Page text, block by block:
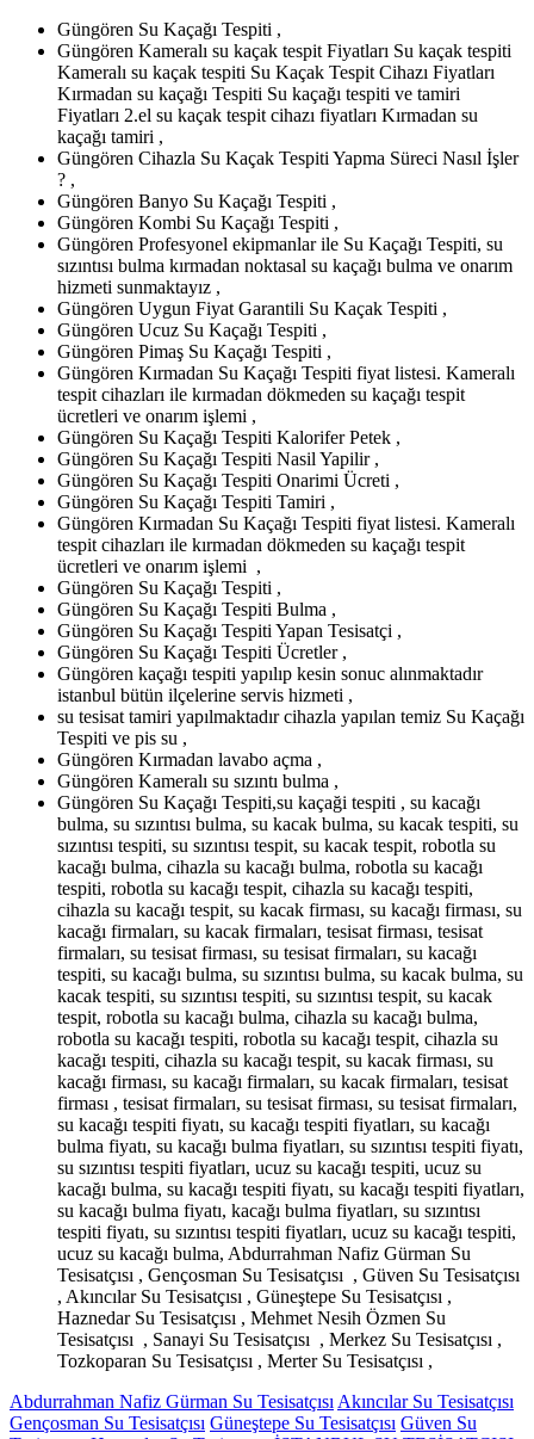
Güngören Su Kaçağı Tespiti ,
Güngören Kameralı su kaçak tespit Fiyatları Su kaçak tespiti
Kameralı su kaçak tespiti Su Kaçak Tespit Cihazı Fiyatları
Kırmadan su kaçağı Tespiti Su kaçağı tespiti ve tamiri
Fiyatları 2.el su kaçak tespit cihazı fiyatları Kırmadan su
kaçağı tamiri ,
Güngören Cihazla Su Kaçak Tespiti Yapma Süreci Nasıl İşler
? ,
Güngören Banyo Su Kaçağı Tespiti ,
Güngören Kombi Su Kaçağı Tespiti ,
Güngören Profesyonel ekipmanlar ile Su Kaçağı Tespiti, su
sızıntısı bulma kırmadan noktasal su kaçağı bulma ve onarım
hizmeti sunmaktayız ,
Güngören Uygun Fiyat Garantili Su Kaçak Tespiti ,
Güngören Ucuz Su Kaçağı Tespiti ,
Güngören Pimaş Su Kaçağı Tespiti ,
Güngören Kırmadan Su Kaçağı Tespiti fiyat listesi. Kameralı
tespit cihazları ile kırmadan dökmeden su kaçağı tespit
ücretleri ve onarım işlemi ,
Güngören Su Kaçağı Tespiti Kalorifer Petek ,
Güngören Su Kaçağı Tespiti Nasil Yapilir ,
Güngören Su Kaçağı Tespiti Onarimi Ücreti ,
Güngören Su Kaçağı Tespiti Tamiri ,
Güngören Kırmadan Su Kaçağı Tespiti fiyat listesi. Kameralı
tespit cihazları ile kırmadan dökmeden su kaçağı tespit
ücretleri ve onarım işlemi ,
Güngören Su Kaçağı Tespiti ,
Güngören Su Kaçağı Tespiti Bulma ,
Güngören Su Kaçağı Tespiti Yapan Tesisatçi ,
Güngören Su Kaçağı Tespiti Ücretler ,
Güngören kaçağı tespiti yapılıp kesin sonuc alınmaktadır
istanbul bütün ilçelerine servis hizmeti ,
su tesisat tamiri yapılmaktadır cihazla yapılan temiz Su Kaçağı
Tespiti ve pis su ,
Güngören Kırmadan lavabo açma ,
Güngören Kameralı su sızıntı bulma ,
Güngören Su Kaçağı Tespiti,su kaçaği tespiti , su kacağı
bulma, su sızıntısı bulma, su kacak bulma, su kacak tespiti, su
sızıntısı tespiti, su sızıntısı tespit, su kacak tespit, robotla su
kacağı bulma, cihazla su kacağı bulma, robotla su kacağı
tespiti, robotla su kacağı tespit, cihazla su kacağı tespiti,
cihazla su kacağı tespit, su kacak firması, su kacağı firması, su
kacağı firmaları, su kacak firmaları, tesisat firması, tesisat
firmaları, su tesisat firması, su tesisat firmaları, su kacağı
tespiti, su kacağı bulma, su sızıntısı bulma, su kacak bulma, su
kacak tespiti, su sızıntısı tespiti, su sızıntısı tespit, su kacak
tespit, robotla su kacağı bulma, cihazla su kacağı bulma,
robotla su kacağı tespiti, robotla su kacağı tespit, cihazla su
kacağı tespiti, cihazla su kacağı tespit, su kacak firması, su
kacağı firması, su kacağı firmaları, su kacak firmaları, tesisat
firması , tesisat firmaları, su tesisat firması, su tesisat firmaları,
su kacağı tespiti fiyatı, su kacağı tespiti fiyatları, su kacağı
bulma fiyatı, su kacağı bulma fiyatları, su sızıntısı tespiti fiyatı,
su sızıntısı tespiti fiyatları, ucuz su kacağı tespiti, ucuz su
kacağı bulma, su kacağı tespiti fiyatı, su kacağı tespiti fiyatları,
su kacağı bulma fiyatı, kacağı bulma fiyatları, su sızıntısı
tespiti fiyatı, su sızıntısı tespiti fiyatları, ucuz su kacağı tespiti,
ucuz su kacağı bulma, Abdurrahman Nafiz Gürman Su
Tesisatçısı , Gençosman Su Tesisatçısı , Güven Su Tesisatçısı
, Akıncılar Su Tesisatçısı , Güneştepe Su Tesisatçısı ,
Haznedar Su Tesisatçısı , Mehmet Nesih Özmen Su
Tesisatçısı , Sanayi Su Tesisatçısı , Merkez Su Tesisatçısı ,
Tozkoparan Su Tesisatçısı , Merter Su Tesisatçısı ,
Abdurrahman Nafiz Gürman Su Tesisatçısı Akıncılar Su Tesisatçısı
Gençosman Su Tesisatçısı Güneştepe Su Tesisatçısı Güven Su